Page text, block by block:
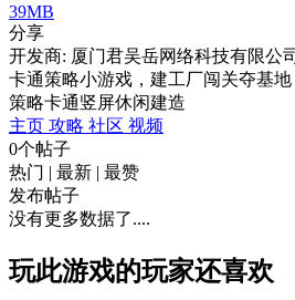
39MB
分享
开发商: 厦门君吴岳网络科技有限公
卡通策略小游戏，建工厂闯关夺基地
策略卡通竖屏休闲建造
主页 攻略 社区 视频
0个帖子
热门 | 最新 | 最赞
发布帖子
没有更多数据了....
玩此游戏的玩家还喜欢